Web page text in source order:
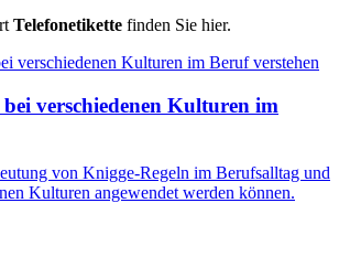
Telefonetikette finden Sie hier.
verschiedenen Kulturen im
von Knigge-Regeln im Berufsalltag und
Kulturen angewendet werden können.